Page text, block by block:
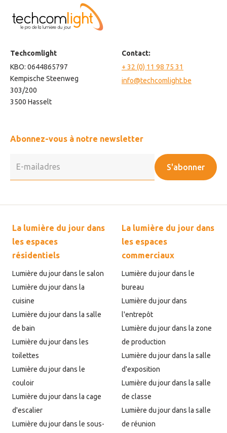
Techcomlight
KBO: 0644865797
Kempische Steenweg
303/200
3500 Hasselt
Contact:
+ 32 (0) 11 98 75 31
info@techcomlight.be
Abonnez-vous à notre newsletter
S'abonner
La lumière du jour dans
les espaces
résidentiels
Lumière du jour dans le salon
Lumière du jour dans la
cuisine
Lumière du jour dans la salle
de bain
Lumière du jour dans les
toilettes
Lumière du jour dans le
couloir
Lumière du jour dans la cage
d'escalier
Lumière du jour dans le sous-
La lumière du jour dans
les espaces
commerciaux
Lumière du jour dans le
bureau
Lumière du jour dans
l'entrepôt
Lumière du jour dans la zone
de production
Lumière du jour dans la salle
d'exposition
Lumière du jour dans la salle
de classe
Lumière du jour dans la salle
de réunion